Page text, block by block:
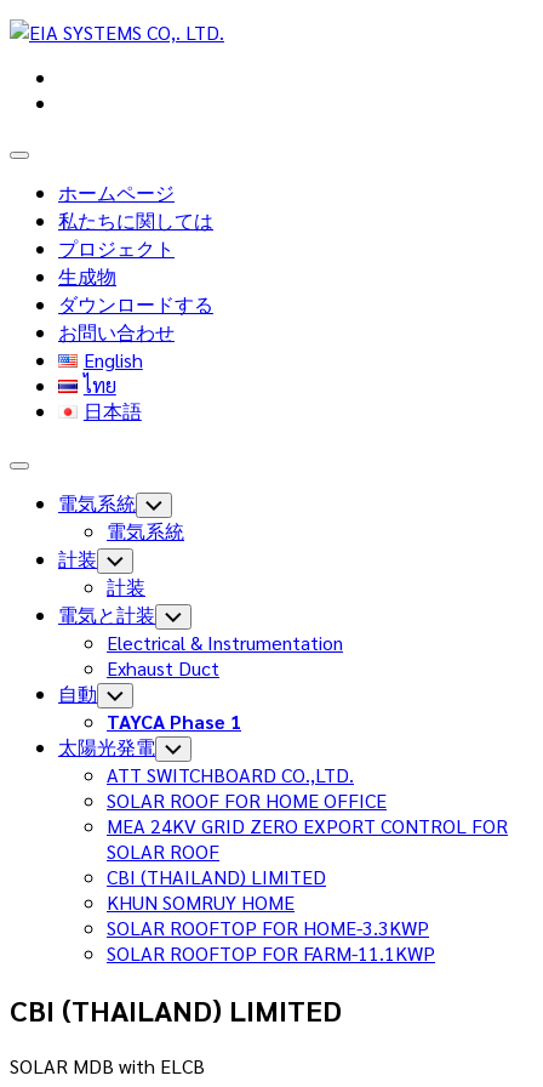
Skip
content
Expand
ホームページ
私たちに関しては
プロジェクト
生成物
ダウンロードする
お問い合わせ
English
ไทย
日本語
Expand
電気系統 Toggle
Child
Menu
電気系統
計装 Toggle
Child
Menu
計装
電気と計装 Toggle
Child
Menu
Electrical & Instrumentation
Exhaust Duct
自動 Toggle
Child
Menu
TAYCA Phase 1
太陽光発電 Toggle
Child
Menu
ATT SWITCHBOARD CO.,LTD.
SOLAR ROOF FOR HOME OFFICE
MEA 24KV GRID ZERO EXPORT CONTROL FOR
SOLAR ROOF
CBI (THAILAND) LIMITED
KHUN SOMRUY HOME
SOLAR ROOFTOP FOR HOME-3.3KWP
SOLAR ROOFTOP FOR FARM-11.1KWP
CBI (THAILAND) LIMITED
SOLAR MDB with ELCB